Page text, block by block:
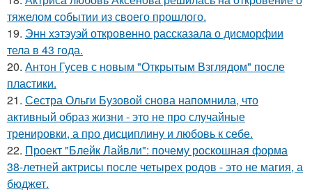
тяжелом событии из своего прошлого.
19. Энн хэтэуэй откровенно рассказала о дисморфии
тела в 43 года.
20. Антон Гусев с новым "Открытым Взглядом" после
пластики.
21. Сестра Ольги Бузовой снова напомнила, что
активный образ жизни - это не про случайные
тренировки, а про дисциплину и любовь к себе.
22. Проект "Блейк Лайвли": почему роскошная форма
38-летней актрисы после четырех родов - это не магия, а
бюджет.